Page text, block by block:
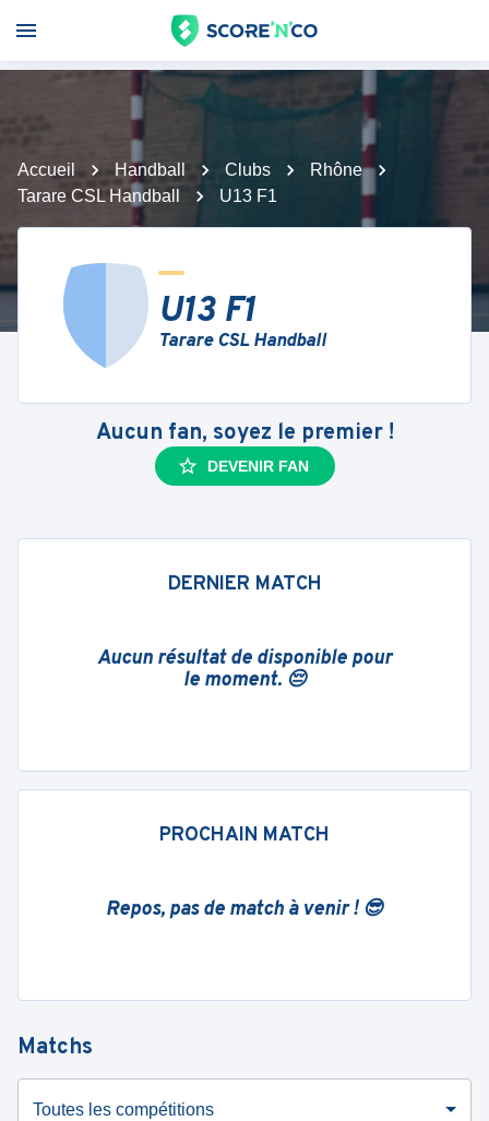
Accueil Handball Clubs
Rhône
Tarare CSL Handball
U13 F1
U13 F1
Tarare CSL Handball
Aucun fan, soyez le premier !
DEVENIR FAN
DERNIER MATCH
Aucun résultat de disponible pour
le moment. 😔
PROCHAIN MATCH
Repos, pas de match à venir ! 😎
Matchs
Toutes les compétitions